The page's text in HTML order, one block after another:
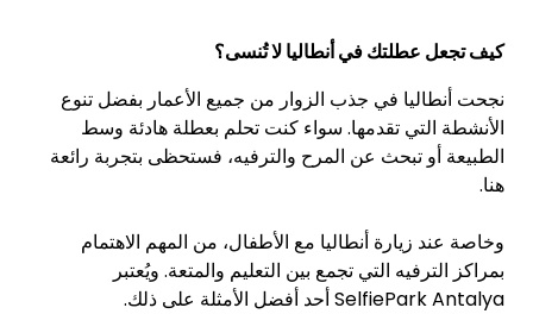
كيف تجعل عطلتك في أنطاليا لا تُنسى؟
نجحت أنطاليا في جذب الزوار من جميع الأعمار بفضل تنوع
الأنشطة التي تقدمها. سواء كنت تحلم بعطلة هادئة وسط
الطبيعة أو تبحث عن المرح والترفيه، فستحظى بتجربة رائعة
هنا.
وخاصة عند زيارة أنطاليا مع الأطفال، من المهم الاهتمام
بمراكز الترفيه التي تجمع بين التعليم والمتعة. ويُعتبر
SelfiePark Antalya أحد أفضل الأمثلة على ذلك.